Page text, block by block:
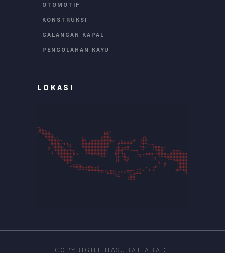
OTOMOTIF
KONSTRUKSI
GALANGAN KAPAL
PENGOLAHAN KAYU
LOKASI
COPYRIGHT HASJRAT ABADI